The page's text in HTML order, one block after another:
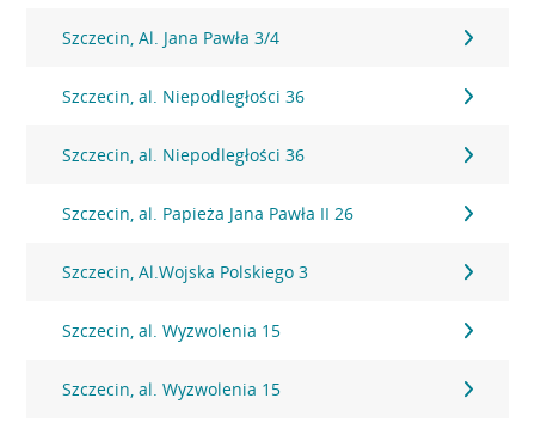
Szczecin, Al. Jana Pawła 3/4
Szczecin, al. Niepodległości 36
Szczecin, al. Niepodległości 36
Szczecin, al. Papieża Jana Pawła II 26
Szczecin, Al.Wojska Polskiego 3
Szczecin, al. Wyzwolenia 15
Szczecin, al. Wyzwolenia 15